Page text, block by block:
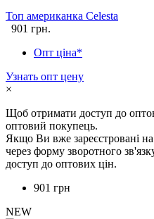
Топ американка Celesta
901 грн.
Опт ціна*
Узнать опт цену
×
Щоб отримати доступ до
оптовий покупець.
Якщо Ви вже зареєстровані на
через форму зворотного
доступ до оптових цін.
901 грн
NEW